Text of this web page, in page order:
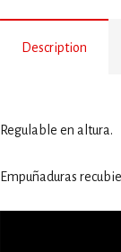
Description
Regulable en altura.
Empuñaduras